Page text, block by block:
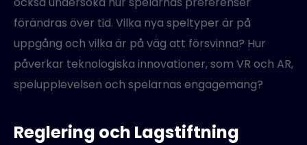
förändras över tid. Vilka nya speltyper är på
uppgång och vilka är på väg att försvinna? Hur
påverkar teknologiska innovationer, som VR och AR,
spelupplevelsen och spelarnas engagemang?
Reglering och Lagstiftning